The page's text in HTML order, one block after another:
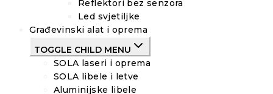
Reflektori bez senzora
Led svjetiljke
Građevinski alat i oprema
TOGGLE CHILD MENU
SOLA laseri i oprema
SOLA libele i letve
Aluminijske libele